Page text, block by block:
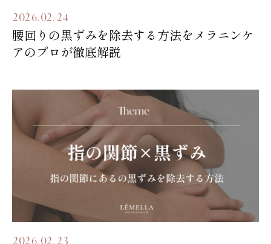
2026.02.24
腰回りの黒ずみを除去する方法をメラニンケ
アのプロが徹底解説